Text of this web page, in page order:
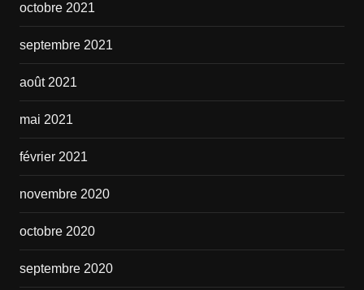
octobre 2021
septembre 2021
août 2021
mai 2021
février 2021
novembre 2020
octobre 2020
septembre 2020